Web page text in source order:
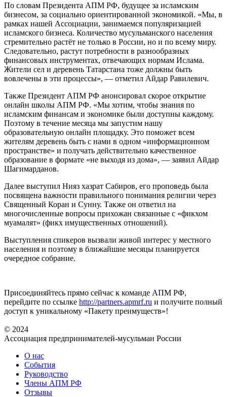
По словам Президента АПМ РФ, будущее за исламским
бизнесом, за социально ориентированной экономикой. «Мы, в
рамках нашей Ассоциации, занимаемся популяризацией
исламского бизнеса. Количество мусульманского населения
стремительно растёт не только в России, но и по всему миру.
Следовательно, растут потребности в разнообразных
финансовых инструментах, отвечающих нормам Ислама.
Жители сел и деревень Татарстана тоже должны быть
вовлечены в эти процессы», — отметил Айдар Равилевич.
Также Президент АПМ РФ анонсировал скорое открытие
онлайн школы АПМ РФ. «Мы хотим, чтобы знания по
исламским финансам и экономике были доступны каждому.
Поэтому в течение месяца мы запустим нашу
образовательную онлайн площадку. Это поможет всем
жителям деревень быть с нами в одном «информационном
пространстве» и получать действительно качественное
образование в формате «не выходя из дома», — заявил Айдар
Шагимарданов.
Далее выступил Нияз хазрат Сабиров, его проповедь была
посвящена важности правильного понимания религии через
Священный Коран и Сунну. Также он ответил на
многочисленные вопросы прихожан связанные с «фикхом
муамалят» (фикх имущественных отношений).
Выступления спикеров вызвали живой интерес у местного
населения и поэтому в ближайшие месяцы планируется
очередное собрание.
Присоединяйтесь прямо сейчас к команде АПМ РФ,
перейдите по ссылке http://partners.apmrf.ru и получите полный
доступ к уникальному «Пакету преимуществ»!
© 2024
Ассоциация предпринимателей-мусульман России
О нас
События
Руководство
Члены АПМ РФ
Отзывы